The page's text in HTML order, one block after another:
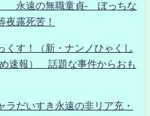
永遠の無職童貞- ぼっちな
夜露死苦！
す！（新・ナンノひゃくし
速報） 話題な事件からおも
ラだいすき永遠の非リア充・